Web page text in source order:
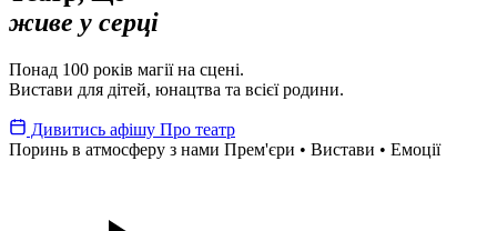
живе у серці
Понад 100 років магії на сцені.
Вистави для дітей, юнацтва та всієї родини.
Дивитись афішу Про театр
Поринь в атмосферу з нами Прем'єри • Вистави • Емоції